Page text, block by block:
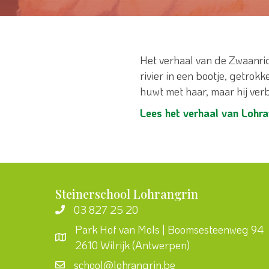
Het verhaal van de
rivier in een bootje,
huwt met haar, maar hij
Lees het verhaal van
Steinerschool Lohrangrin
03 827 25 20
Park Hof van Mols | Boomsesteenweg 94
2610 Wilrijk (Antwerpen)
school@lohrangrin.be